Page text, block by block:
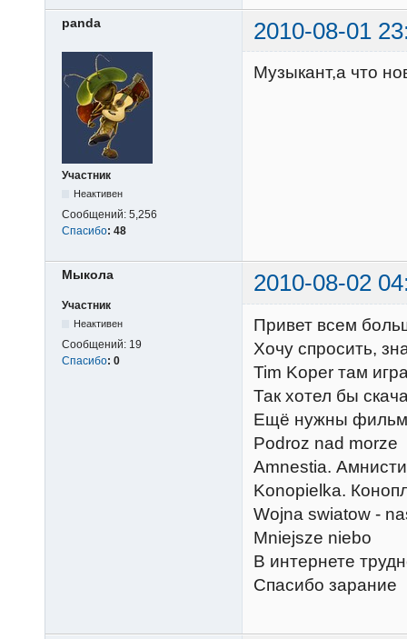
panda 2010-08-01
Участник
Неактивен
Сообщений: 5,256
Спасибо: 48
Музыкант,а что
Мыкола 2010-08-02
Участник
Неактивен
Сообщений: 19
Спасибо: 0
Привет всем
Хочу спросить,
Tim Koper там
Так хотел бы
Ещё нужны
Podroz nad
Amnestia.
Konopielka.
Wojna swiatow -
Mniejsze
В интернете
Спасибо зарание